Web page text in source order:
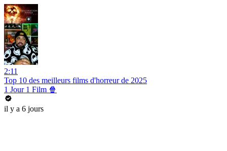
2:11
Top 10 des meilleurs films d'horreur de 2025
1 Jour 1 Film 🍿
il y a 6 jours